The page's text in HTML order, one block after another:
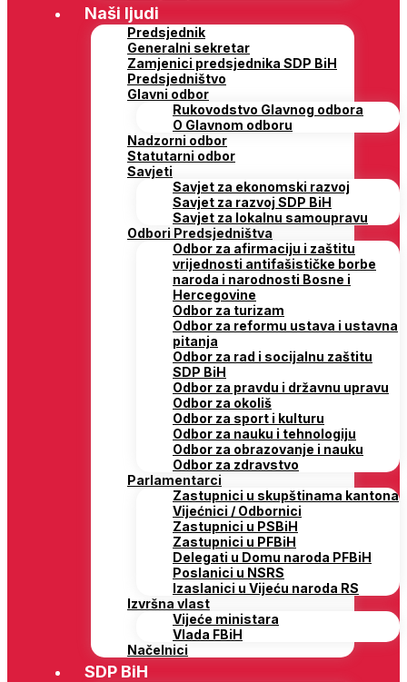
Naši ljudi
Predsjednik
Generalni sekretar
Zamjenici predsjednika SDP BiH
Predsjedništvo
Glavni odbor
Rukovodstvo Glavnog odbora
O Glavnom odboru
Nadzorni odbor
Statutarni odbor
Savjeti
Savjet za ekonomski razvoj
Savjet za razvoj SDP BiH
Savjet za lokalnu samoupravu
Odbori Predsjedništva
Odbor za afirmaciju i zaštitu
vrijednosti antifašističke borbe
naroda i narodnosti Bosne i
Hercegovine
Odbor za turizam
Odbor za reformu ustava i ustavna
pitanja
Odbor za rad i socijalnu zaštitu
SDP BiH
Odbor za pravdu i državnu upravu
Odbor za okoliš
Odbor za sport i kulturu
Odbor za nauku i tehnologiju
Odbor za obrazovanje i nauku
Odbor za zdravstvo
Parlamentarci
Zastupnici u skupštinama kantona
Vijećnici / Odbornici
Zastupnici u PSBiH
Zastupnici u PFBiH
Delegati u Domu naroda PFBiH
Poslanici u NSRS
Izaslanici u Vijeću naroda RS
Izvršna vlast
Vijeće ministara
Vlada FBiH
Načelnici
SDP BiH